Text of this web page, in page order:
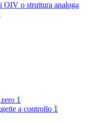
OIV o struttura analoga
1
a controllo 1